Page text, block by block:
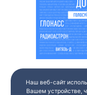
Наш веб-сайт
Вашем устройстве,